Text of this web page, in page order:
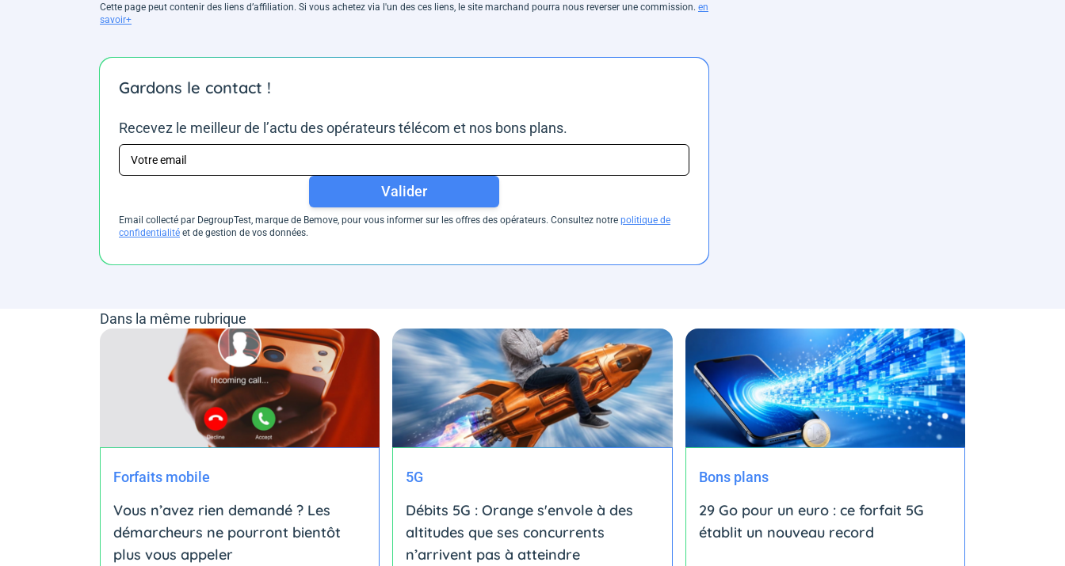
Cette page peut contenir des liens d’affiliation. Si vous achetez via l'un des ces liens, le site marchand pourra nous reverser une commission. en
savoir+
Gardons le contact !
Recevez le meilleur de l’actu des opérateurs télécom et nos bons plans.
Valider
Email collecté par DegroupTest, marque de Bemove, pour vous informer sur les offres des opérateurs. Consultez notre politique de
confidentialité et de gestion de vos données.
Dans la même rubrique
Forfaits mobile
Vous n’avez rien demandé ? Les
démarcheurs ne pourront bientôt
plus vous appeler
5G
Débits 5G : Orange s'envole à des
altitudes que ses concurrents
n’arrivent pas à atteindre
Bons plans
29 Go pour un euro : ce forfait 5G
établit un nouveau record